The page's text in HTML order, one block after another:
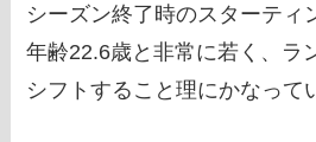
シーズン終了時のスターティ
年齢22.6歳と非常に若く、ラ
シフトすること理にかなって